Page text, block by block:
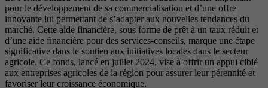
pour le développement de sa commercialisation et d’une offre
innovante lui permettant de s’adapter aux nouvelles tendances du
marché. Cette aide financière, sous forme de prêt à un taux réduit et
d’une aide financière pour des services-conseils, marque une étape
significative dans le soutien aux initiatives locales dans le secteur
agricole. Ce fonds, lancé en juillet 2024, vise à offrir un appui ciblé
aux entreprises agricoles de la région pour assurer leur pérennité et
favoriser leur croissance économique.